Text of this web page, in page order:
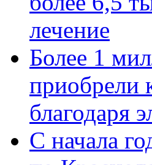
лечение
Более 1
приобрели
благодаря
С начала